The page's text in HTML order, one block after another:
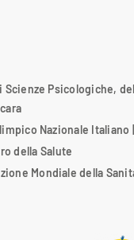
Psicologiche,
Nazionale Italiano
della Salute
Mondiale della